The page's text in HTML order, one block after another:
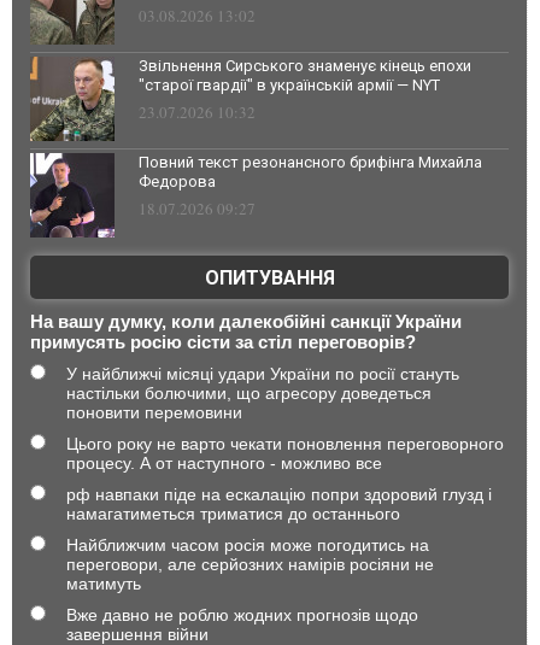
03.08.2026 13:02
Звільнення Сирського знаменує кінець епохи
"старої гвардії" в українській армії — NYT
23.07.2026 10:32
Повний текст резонансного брифінга Михайла
Федорова
18.07.2026 09:27
ОПИТУВАННЯ
На вашу думку, коли далекобійні санкції України
примусять росію сісти за стіл переговорів?
У найближчі місяці удари України по росії стануть
настільки болючими, що агресору доведеться
поновити перемовини
Цього року не варто чекати поновлення переговорного
процесу. А от наступного - можливо все
рф навпаки піде на ескалацію попри здоровий глузд і
намагатиметься триматися до останнього
Найближчим часом росія може погодитись на
переговори, але серйозних намірів росіяни не
матимуть
Вже давно не роблю жодних прогнозів щодо
завершення війни